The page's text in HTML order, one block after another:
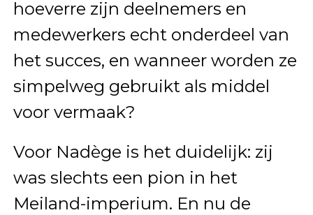
hoeverre zijn deelnemers en
medewerkers echt onderdeel van
het succes, en wanneer worden ze
simpelweg gebruikt als middel
voor vermaak?
Voor Nadège is het duidelijk: zij
was slechts een pion in het
Meiland-imperium. En nu de